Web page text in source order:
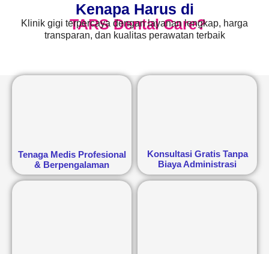
Kenapa Harus di
TARS Dental Care?
Klinik gigi terpercaya dengan layanan lengkap, harga
transparan, dan kualitas perawatan terbaik
Tenaga Medis Profesional
& Berpengalaman
Konsultasi Gratis Tanpa
Biaya Administrasi